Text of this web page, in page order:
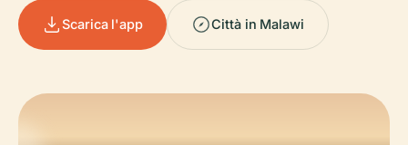
Scarica l'app Città in Malawi